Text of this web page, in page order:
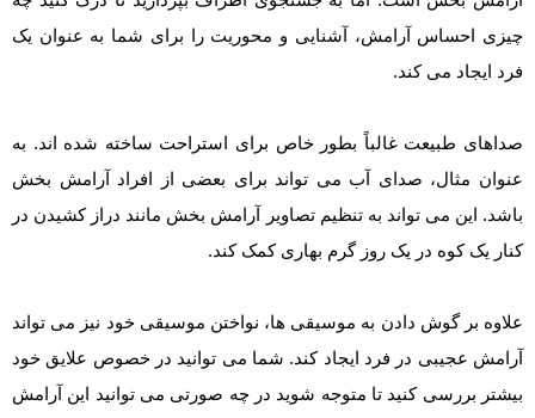
چیزی احساس آرامش، آشنایی و محوریت را برای شما به عنوان یک
فرد ایجاد می کند.
صداهای طبیعت غالباً بطور خاص برای استراحت ساخته شده اند. به
عنوان مثال، صدای آب می تواند برای بعضی از افراد آرامش بخش
باشد. این می تواند به تنظیم تصاویر آرامش بخش مانند دراز کشیدن در
کنار یک کوه در یک روز گرم بهاری کمک کند.
علاوه بر گوش دادن به موسیقی ها، نواختن موسیقی خود نیز می تواند
آرامش عجیبی در فرد ایجاد کند. شما می توانید در خصوص علایق خود
بیشتر بررسی کنید تا متوجه شوید در چه صورتی می توانید این آرامش